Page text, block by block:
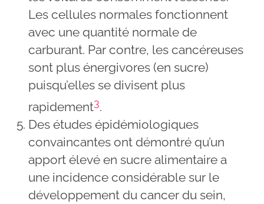
Les cellules normales fonctionnent
avec une quantité normale de
carburant. Par contre, les cancéreuses
sont plus énergivores (en sucre)
puisqu’elles se divisent plus
rapidement3.
Des études épidémiologiques
convaincantes ont démontré qu’un
apport élevé en sucre alimentaire a
une incidence considérable sur le
développement du cancer du sein,